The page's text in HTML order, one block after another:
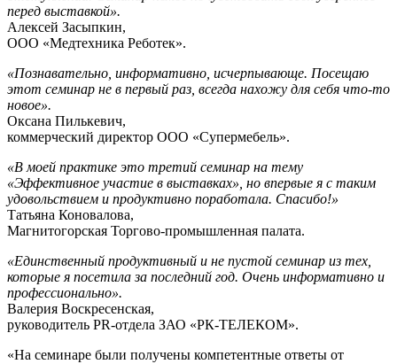
перед выставкой».
Алексей Засыпкин,
ООО «Медтехника Реботек».
«Познавательно, информативно, исчерпывающе. Посещаю
этот семинар не в первый раз, всегда нахожу для себя что-то
новое».
Оксана Пилькевич,
коммерческий директор ООО «Супермебель».
«В моей практике это третий семинар на тему
«Эффективное участие в выставках», но впервые я с таким
удовольствием и продуктивно поработала. Спасибо!»
Татьяна Коновалова,
Магнитогорская Торгово-промышленная палата.
«Единственный продуктивный и не пустой семинар из тех,
которые я посетила за последний год. Очень информативно и
профессионально».
Валерия Воскресенская,
руководитель PR-отдела ЗАО «РК-ТЕЛЕКОМ».
«На семинаре были получены компетентные ответы от